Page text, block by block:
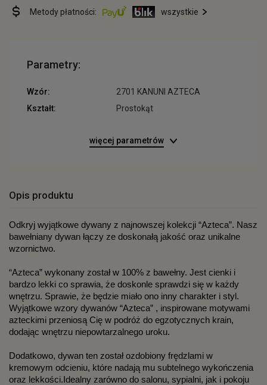
Metody płatności: wszystkie
Parametry:
Wzór:
2701 KANUNI AZTECA
Kształt:
Prostokąt
więcej parametrów
Opis produktu
Odkryj wyjątkowe dywany z najnowszej kolekcji “Azteca”. Nasz
bawełniany dywan łączy ze doskonałą jakość oraz unikalne
wzornictwo.
“Azteca” wykonany został w 100% z bawełny. Jest cienki i
bardzo lekki co sprawia, że doskonle sprawdzi się w każdy
wnętrzu. Sprawie, że będzie miało ono inny charakter i styl.
Wyjątkowe wzory dywanów “Azteca” , inspirowane motywami
azteckimi przeniosą Cię w podróż do egzotycznych krain,
dodając wnętrzu niepowtarzalnego uroku.
Dodatkowo, dywan ten został ozdobiony frędzlami w
kremowym odcieniu, które nadają mu subtelnego wykończenia
oraz lekkości.Idealny zarówno do salonu, sypialni, jak i pokoju